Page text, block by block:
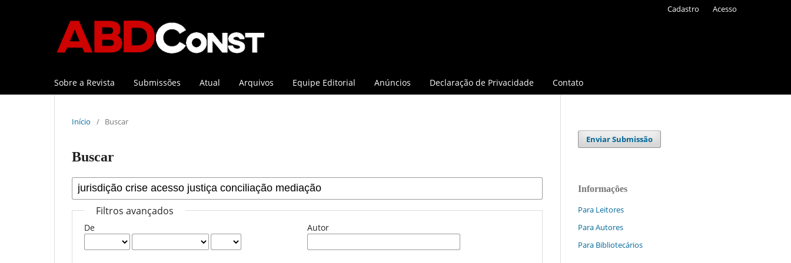
Sobre a Revista Submissões Atual Arquivos Equipe Editorial Anúncios Declaração de Privacidade Contato
Cadastro Acesso
Início / Buscar
Buscar
Filtros avançados
De Autor
Enviar Submissão
Informações
Para Leitores
Para Autores
Para Bibliotecários